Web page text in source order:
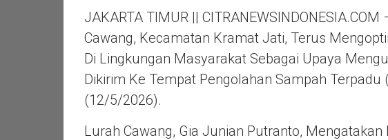
JAKARTA TIMUR ||
Cawang, Kecamatan Kramat Jati, Terus
Di Lingkungan Masyarakat Sebagai Upaya
Dikirim Ke Tempat Pengolahan Sampah Terpadu
(12/5/2026).
Lurah Cawang, Gia Junian Putranto,